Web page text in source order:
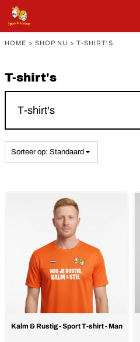
HOME > SHOP NU > T-SHIRT'S
T-shirt's
Sorteer op: Standaard
Kalm & Rustig - Sport T-shirt - Man
Standaard
Price: Lowest First
Price: Highest First